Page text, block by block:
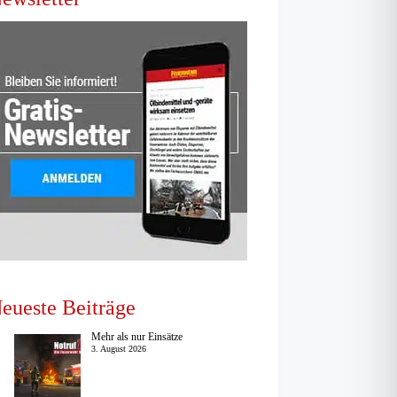
Beiträge
Mehr als nur Einsätze
3. August 2026